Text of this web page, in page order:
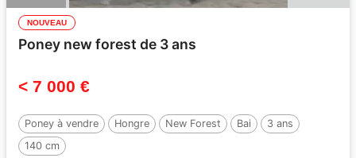
NOUVEAU
Poney new forest de 3 ans
< 7 000 €
Poney à vendre Hongre New Forest Bai
3 ans
140 cm